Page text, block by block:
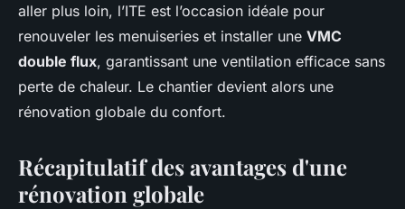
aller plus loin, l’ITE est l’occasion idéale pour
renouveler les menuiseries et installer une VMC
double flux, garantissant une ventilation efficace sans
perte de chaleur. Le chantier devient alors une
rénovation globale du confort.
Récapitulatif des avantages d'une
rénovation globale